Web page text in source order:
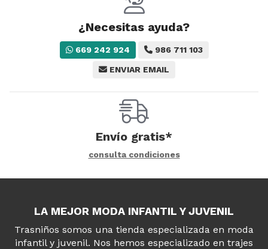
¿Necesitas ayuda?
669 242 924 986 711 103
ENVIAR EMAIL
Envío gratis*
consulta condiciones
LA MEJOR MODA INFANTIL Y JUVENIL
Trasniños somos una tienda especializada en moda
infantil y juvenil. Nos hemos especializado en trajes